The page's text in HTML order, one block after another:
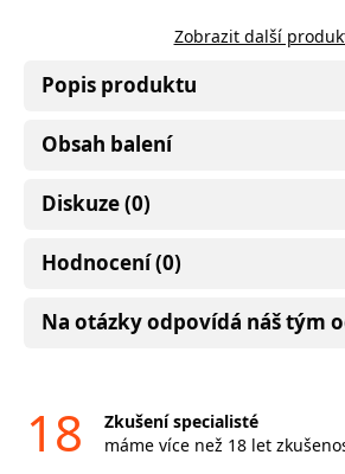
Zobrazit další
Popis produktu
Obsah balení
Diskuze (0)
Hodnocení (0)
Na otázky odpovídá náš tým
18
Zkušení specialisté
máme více než 18 let